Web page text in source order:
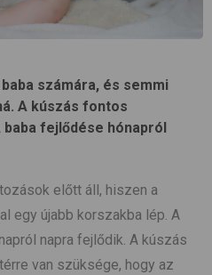
számára, és semmi
A kúszás fontos
fejlődése hónapról
előtt áll, hiszen a
egy újabb korszakba lép. A
napra fejlődik. A kúszás
van szüksége, hogy az